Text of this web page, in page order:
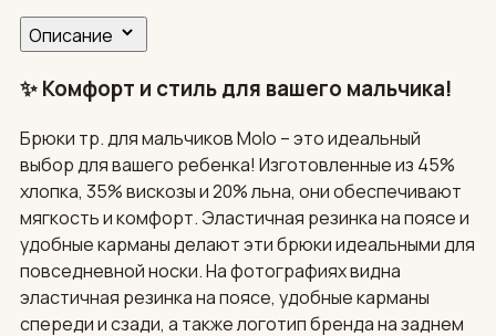
Описание
✨ Комфорт и стиль для вашего мальчика!
Брюки тр. для мальчиков Molo – это идеальный
выбор для вашего ребенка! Изготовленные из 45%
хлопка, 35% вискозы и 20% льна, они обеспечивают
мягкость и комфорт. Эластичная резинка на поясе и
удобные карманы делают эти брюки идеальными для
повседневной носки. На фотографиях видна
эластичная резинка на поясе, удобные карманы
спереди и сзади, а также логотип бренда на заднем